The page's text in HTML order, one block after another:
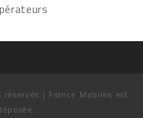
| France Mobiles est